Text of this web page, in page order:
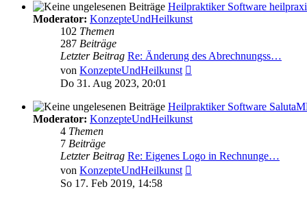
Heilpraktiker Software
Moderator: KonzepteUndHeilkunst
102 Themen
287 Beiträge
Letzter Beitrag Re: Änderung des Abrechnungss…
von KonzepteUndHeilkunst
Do 31. Aug 2023, 20:01
Heilpraktiker Software
Moderator: KonzepteUndHeilkunst
4 Themen
7 Beiträge
Letzter Beitrag Re: Eigenes Logo in Rechnunge…
von KonzepteUndHeilkunst
So 17. Feb 2019, 14:58